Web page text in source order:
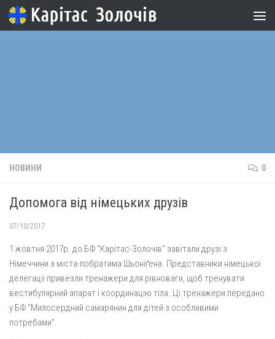
Skip to content
НОВИНИ 0
Допомога від німецьких друзів
07/10/2017
1 жовтня 2017р. до БФ “Карітас-Золочів” завітали друзі з
Німеччини з міста-побратима Шьоніґена. Представники німецької
делегації привезли тренажери для рівноваги, щоб тренувати
вестибулярний апарат і координацію тіла. Ці тренажери передано
у БФ “Милосердний самарянин для дітей з особливими
потребами”.